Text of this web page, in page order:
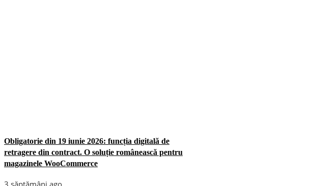
Obligatorie din 19 iunie 2026: funcția digitală de
retragere din contract. O soluție românească pentru
magazinele WooCommerce
3 săptămâni ago